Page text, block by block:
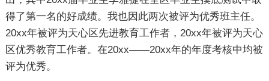
得了第一名的好成绩。我也因此两次被评为优秀班主任。
20xx年被评为天心区先进教育工作者，20xx年被评为天心
区优秀教育工作者。在20xx——20xx年的年度考核中均被
评为优秀。